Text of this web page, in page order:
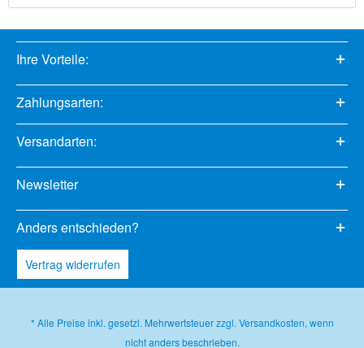
Ihre Vorteile:
Zahlungsarten:
Versandarten:
Newsletter
Anders entschieden?
Vertrag widerrufen
* Alle Preise inkl. gesetzl. Mehrwertsteuer zzgl. Versandkosten, wenn
nicht anders beschrieben.